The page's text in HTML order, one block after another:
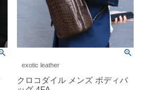
exotic leather
クロコダイル メンズ ボディバ